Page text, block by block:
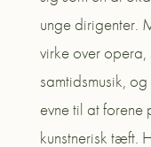
unge dirigenter.
virke over
samtidsmusik,
evne til at
kunstnerisk tæft.